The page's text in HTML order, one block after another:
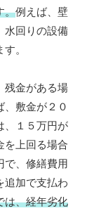
。例えば、壁
水回りの設備
。
残金がある場
、敷金が２０
、１５万円が
を上回る場合
で、修繕費用
追加で支払わ
は、経年劣化